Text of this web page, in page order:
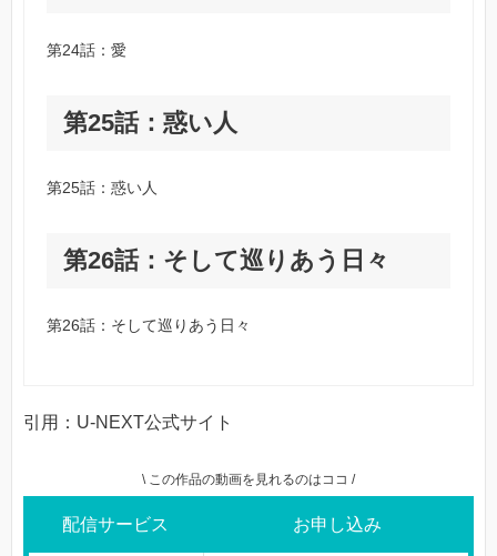
第24話：愛
第25話：惑い人
第25話：惑い人
第26話：そして巡りあう日々
第26話：そして巡りあう日々
引用：U-NEXT公式サイト
\ この作品の動画を見れるのはココ /
配信サービス お申し込み